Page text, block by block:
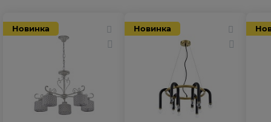
Новинка Новинка